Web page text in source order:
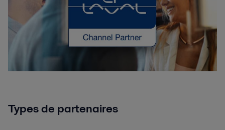
Types de partenaires